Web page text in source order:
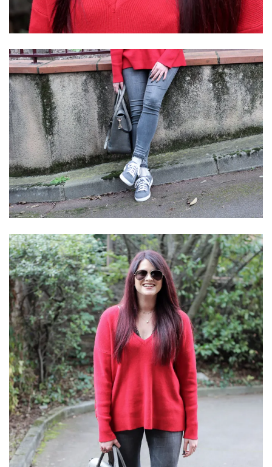
Derniers
achats
(45)
Lookbook
(175)
Luxe
&
maroquinerie
(218)
Sélections
shopping
ARCHIVES
DU BLOG